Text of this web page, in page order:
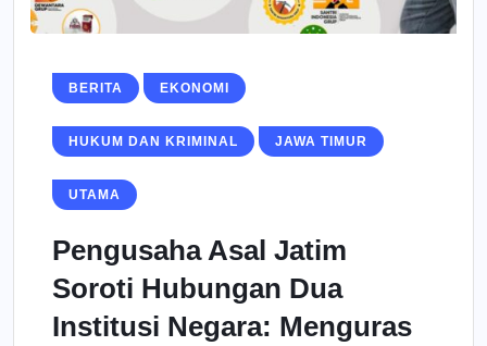
BERITA EKONOMI
HUKUM DAN KRIMINAL JAWA TIMUR
UTAMA
Pengusaha Asal Jatim
Soroti Hubungan Dua
Institusi Negara: Menguras